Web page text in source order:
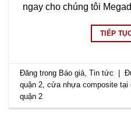
ngay cho chúng tôi
TIẾP
Đăng trong Báo giá ,Tin tức
quận 2 ,cửa nhựa composite tại
quận 2